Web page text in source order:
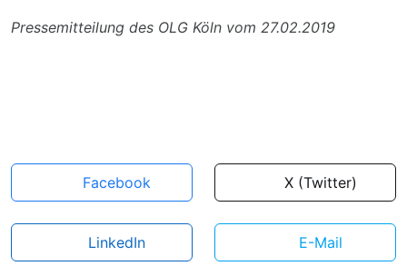
Pressemitteilung des OLG Köln vom 27.02.2019
Facebook X (Twitter)
LinkedIn E-Mail